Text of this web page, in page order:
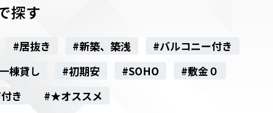
探す
#居抜き #新築、築浅
#バルコニー付き
棟貸し
#初期安 #SOHO
#敷金０
き
#★オススメ